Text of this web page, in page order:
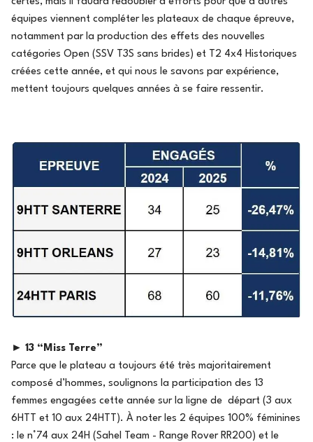
équipes viennent compléter les plateaux de chaque épreuve,
notamment par la production des effets des nouvelles
catégories Open (SSV T3S sans brides) et T2 4x4 Historiques
créées cette année, et qui nous le savons par expérience,
mettent toujours quelques années à se faire ressentir.
► 13 “Miss Terre”
Parce que le plateau a toujours été très majoritairement
composé d’hommes, soulignons la participation des 13
femmes engagées cette année sur la ligne de départ (3 aux
6HTT et 10 aux 24HTT). À noter les 2 équipes 100% féminines
: le n°74 aux 24H (Sahel Team - Range Rover RR200) et le